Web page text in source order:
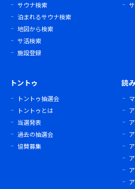
サウナ検索
泊まれるサウナ検索
地図から検索
サ活検索
施設登録
トントゥ
トントゥ抽選会
トントゥとは
当選発表
過去の抽選会
協賛募集
読